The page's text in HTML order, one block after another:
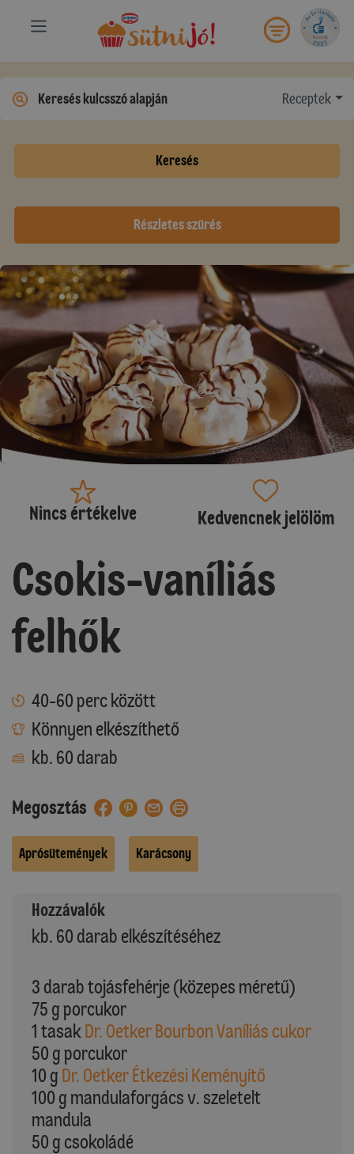
Receptek
Keresés
Részletes szűrés
Nincs értékelve Kedvencnek jelölöm
Csokis-vaníliás
felhők
40-60 perc között
Könnyen elkészíthető
kb. 60 darab
Megosztás
Aprósütemények Karácsony
Hozzávalók
kb. 60 darab elkészítéséhez
3 darab tojásfehérje (közepes méretű)
75 g porcukor
1 tasak Dr. Oetker Bourbon Vaníliás cukor
50 g porcukor
10 g Dr. Oetker Étkezési Keményítő
100 g mandulaforgács v. szeletelt
mandula
50 g csokoládé